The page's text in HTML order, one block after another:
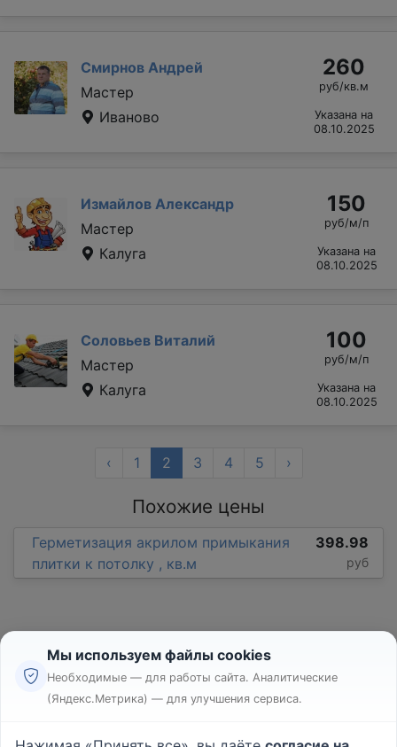
Смирнов Андрей
Мастер
Иваново
260
руб/кв.м
Указана на
08.10.2025
Измайлов Александр
Мастер
Калуга
150
руб/м/п
Указана на
08.10.2025
Соловьев Виталий
Мастер
Калуга
100
руб/м/п
Указана на
08.10.2025
‹ 1 2 3 4 5 ›
Похожие цены
Герметизация акрилом примыкания
плитки к потолку , кв.м
398.98
руб
Реклама
Мы используем файлы cookies
Необходимые — для работы сайта. Аналитические
(Яндекс.Метрика) — для улучшения сервиса.